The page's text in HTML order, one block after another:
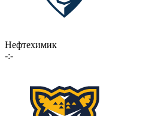
Нефтехимик
-:-